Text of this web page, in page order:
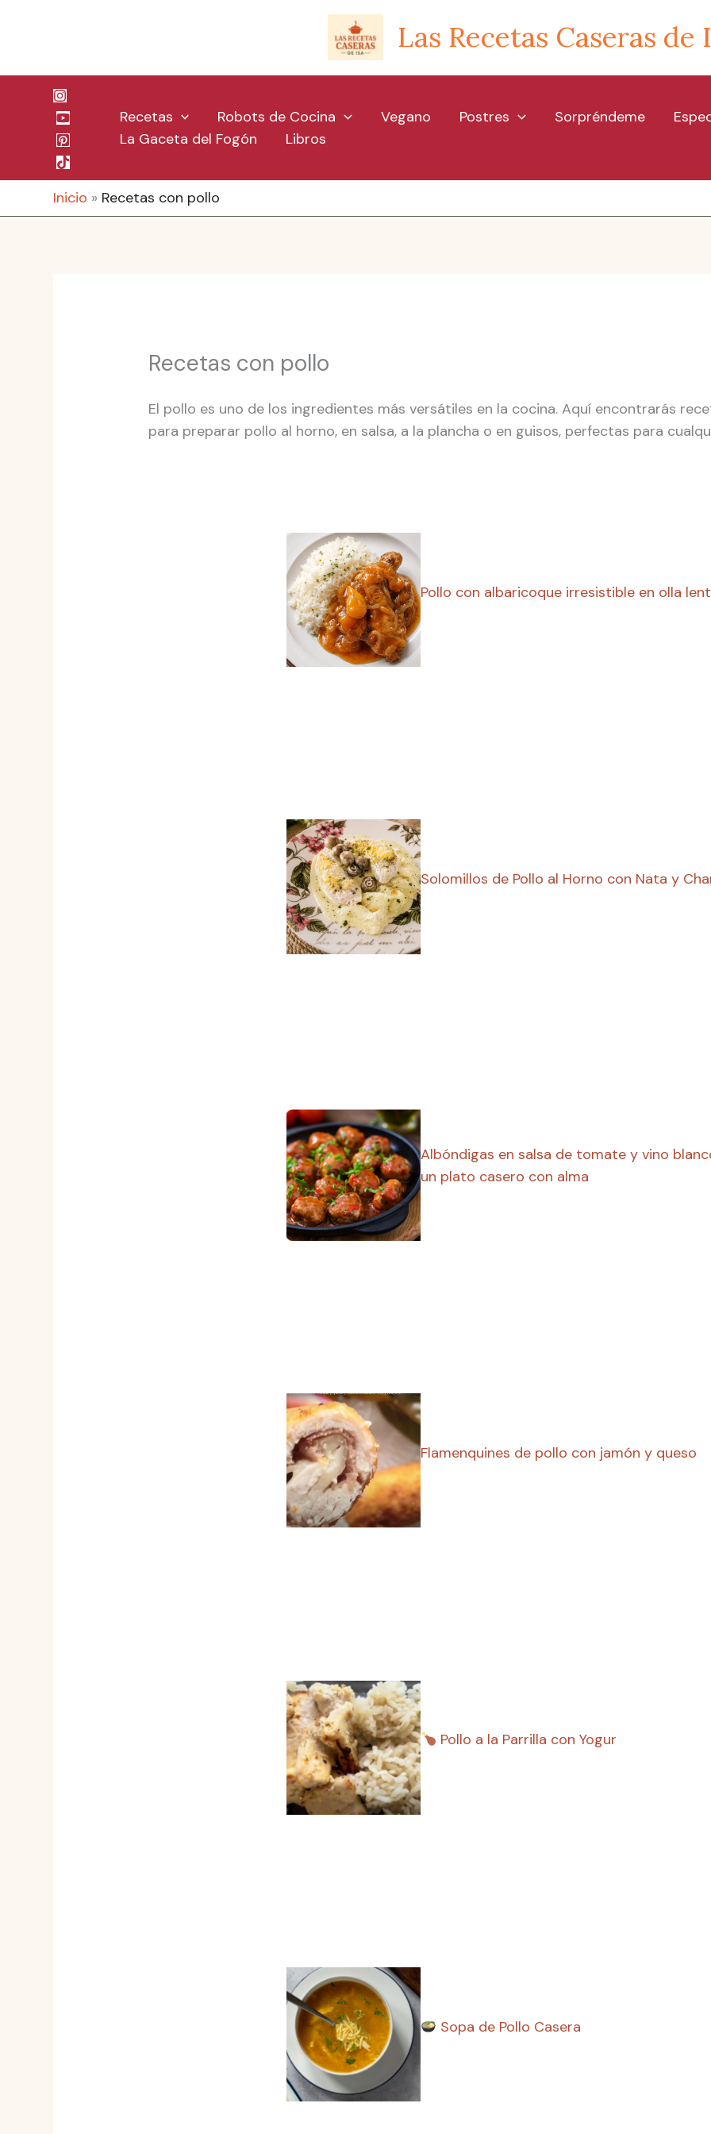
Las Recetas Caseras de
Recetas Robots de Cocina Vegano Postres Sorpréndeme
La Gaceta del Fogón
Libros
Inicio Recetas con pollo
Recetas con pollo
El pollo es uno de los ingredientes más versátiles en la cocina. Aquí encontrarás
para preparar pollo al horno, en salsa, a la plancha o en guisos, perfectas para
Pollo con albaricoque irresistible en olla
Solomillos de Pollo al Horno con Nata y
Albóndigas en salsa de tomate y vino
un plato casero con alma
Flamenquines de pollo con jamón y queso
Pollo a la Parrilla con Yogur
Sopa de Pollo Casera